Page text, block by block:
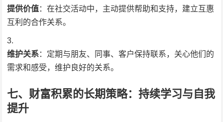
提供价值：在社交活动中，主动提供帮助和支持，建立互惠
互利的合作关系。
维护关系：定期与朋友、同事、客户保持联系，关心他们的
需求和感受，维护良好的关系。
七、财富积累的长期策略：持续学习与自我
提升